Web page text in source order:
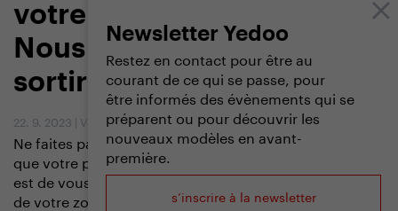
Newsletter Yedoo
Restez en contact pour être au
courant de ce qui se passe, pour
être informés des évènements qui se
préparent ou pour découvrir les
nouveaux modèles en avant-
première.
s’inscrire à la newsletter
votre zone de confort ?
Nous savons comment en
sortir
22. 9. 2023 | Vendula Kosíková
Ne faites pas systématiquement confiance à tout ce
que votre pensée vous suggère. L’une de ses missions
est de vous protéger, de vous choyer dans le bien-être
de votre zone de confort où vous ne courrez aucun